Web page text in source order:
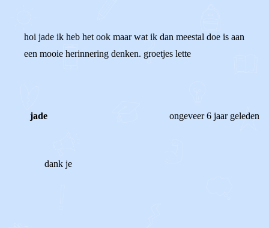
hoi jade ik heb het ook maar wat ik dan meestal doe is aan
een mooie herinnering denken. groetjes lette
jade ongeveer 6 jaar geleden
dank je